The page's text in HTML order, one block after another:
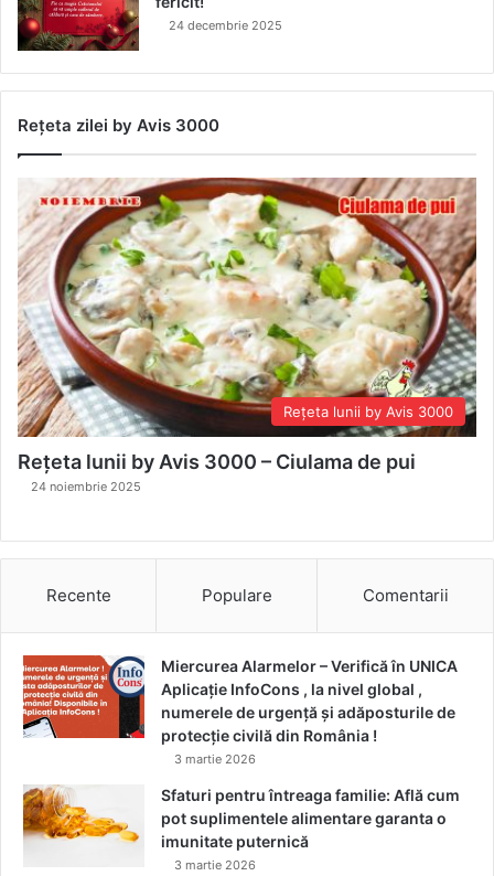
24 decembrie 2025
Rețeta zilei by Avis 3000
Rețeta lunii by Avis 3000
Rețeta lunii by Avis 3000 – Ciulama de pui
24 noiembrie 2025
Recente Populare Comentarii
Miercurea Alarmelor – Verifică în UNICA
Aplicație InfoCons , la nivel global ,
numerele de urgență și adăposturile de
protecție civilă din România !
3 martie 2026
Sfaturi pentru întreaga familie: Află cum
pot suplimentele alimentare garanta o
imunitate puternică
3 martie 2026